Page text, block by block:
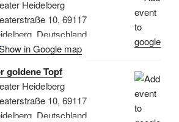
Heidelberg
10, 69117
Deutschland
goldene Topf
Heidelberg
10, 69117
Deutschland